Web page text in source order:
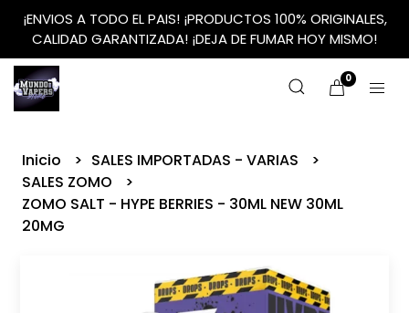
¡ENVIOS A TODO EL PAIS! ¡PRODUCTOS 100% ORIGINALES,
CALIDAD GARANTIZADA! ¡DEJA DE FUMAR HOY MISMO!
0
Inicio
SALES IMPORTADAS - VARIAS
SALES ZOMO
ZOMO SALT - HYPE BERRIES - 30ML NEW 30ML
20MG